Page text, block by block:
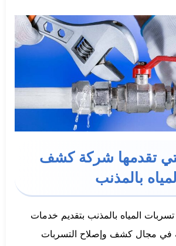
تقدمها شركة كشف
بالمذنب
المياه بالمذنب بتقديم خدمات
في مجال كشف وإصلاح التسربات